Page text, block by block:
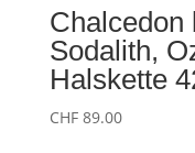
Chalcedon
Sodalith,
Halskette
CHF89.00